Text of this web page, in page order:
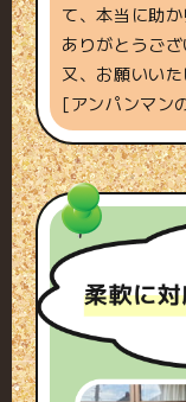
て、本当に助か
ありがとうござ
又、お願いいた
[アンパンマン